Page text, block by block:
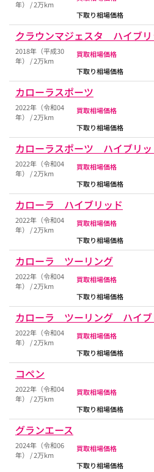
年） / 2万km
下取り相場価格
クラウンマジェスタ ハイブリ
2018年（平成30
年） / 2万km
買取相場価格
下取り相場価格
カローラスポーツ
2022年（令和04
年） / 2万km
買取相場価格
下取り相場価格
カローラスポーツ ハイブリッ
2022年（令和04
年） / 2万km
買取相場価格
下取り相場価格
カローラ ハイブリッド
2022年（令和04
年） / 2万km
買取相場価格
下取り相場価格
カローラ ツーリング
2022年（令和04
年） / 2万km
買取相場価格
下取り相場価格
カローラ ツーリング ハイブ
2022年（令和04
年） / 2万km
買取相場価格
下取り相場価格
コペン
2022年（令和04
年） / 2万km
買取相場価格
下取り相場価格
グランエース
2024年（令和06
年） / 2万km
買取相場価格
下取り相場価格